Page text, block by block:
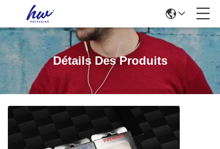
Détails Des Produits